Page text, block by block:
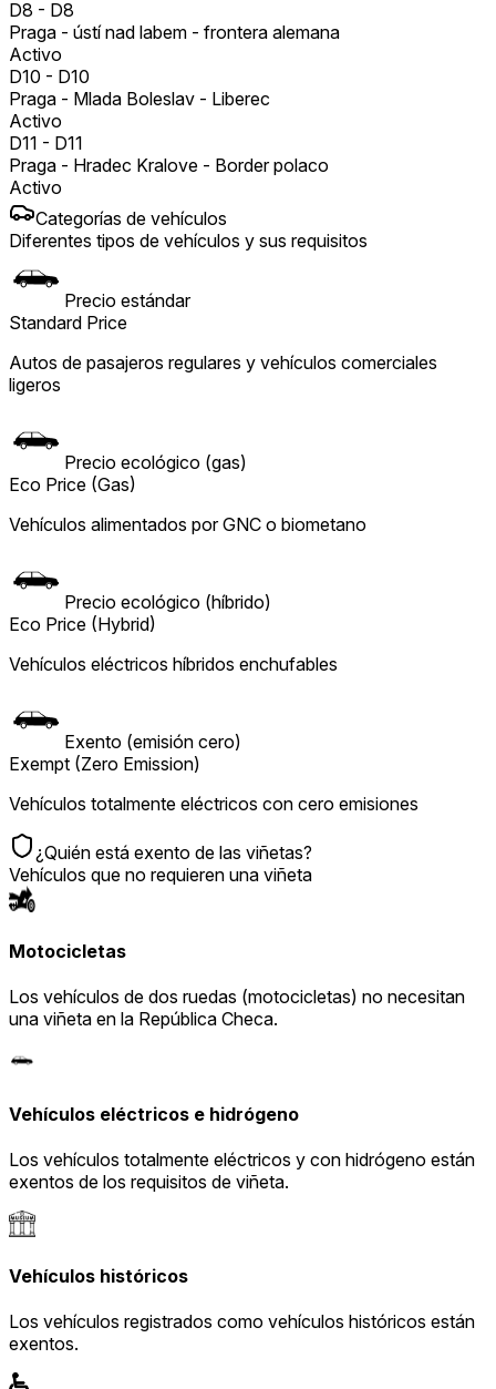
D8 - D8
Praga - ústí nad labem - frontera alemana
Activo
D10 - D10
Praga - Mlada Boleslav - Liberec
Activo
D11 - D11
Praga - Hradec Kralove - Border polaco
Activo
Categorías de vehículos
Diferentes tipos de vehículos y sus requisitos
Precio estándar
Standard Price
Autos de pasajeros regulares y vehículos comerciales
ligeros
Precio ecológico (gas)
Eco Price (Gas)
Vehículos alimentados por GNC o biometano
Precio ecológico (híbrido)
Eco Price (Hybrid)
Vehículos eléctricos híbridos enchufables
Exento (emisión cero)
Exempt (Zero Emission)
Vehículos totalmente eléctricos con cero emisiones
¿Quién está exento de las viñetas?
Vehículos que no requieren una viñeta
Motocicletas
Los vehículos de dos ruedas (motocicletas) no necesitan
una viñeta en la República Checa.
Vehículos eléctricos e hidrógeno
Los vehículos totalmente eléctricos y con hidrógeno están
exentos de los requisitos de viñeta.
Vehículos históricos
Los vehículos registrados como vehículos históricos están
exentos.